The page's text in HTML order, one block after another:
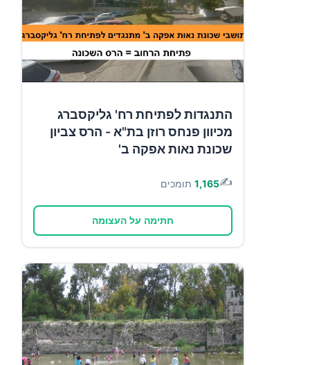
התנגדות לפתיחת רח' גליקסברג
מכיוון פנחס רוזן בת"א - הרס צביון
שכונת נאות אפקה ב'
✍️
1,165 תומכים
חתימה על העצומה